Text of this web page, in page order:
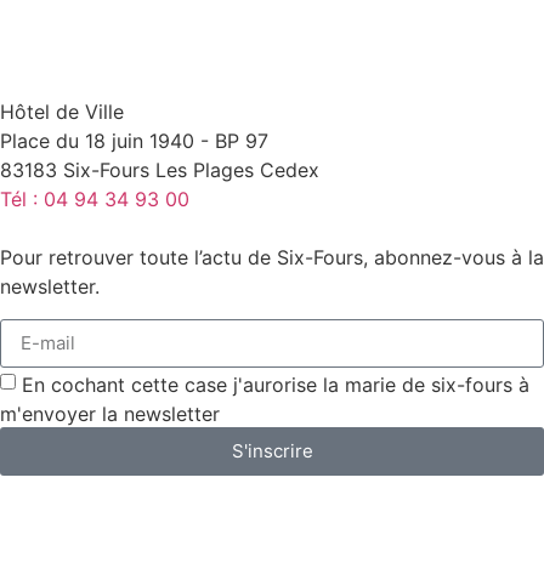
Hôtel de Ville
Place du 18 juin 1940 - BP 97
83183 Six-Fours Les Plages Cedex
Tél : 04 94 34 93 00
Pour retrouver toute l’actu de Six-Fours, abonnez-vous à la
newsletter.
En cochant cette case j'aurorise la marie de six-fours à
m'envoyer la newsletter
S'inscrire